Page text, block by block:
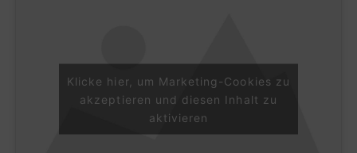
Klicke hier, um Marketing-Cookies zu
akzeptieren und diesen Inhalt zu
aktivieren